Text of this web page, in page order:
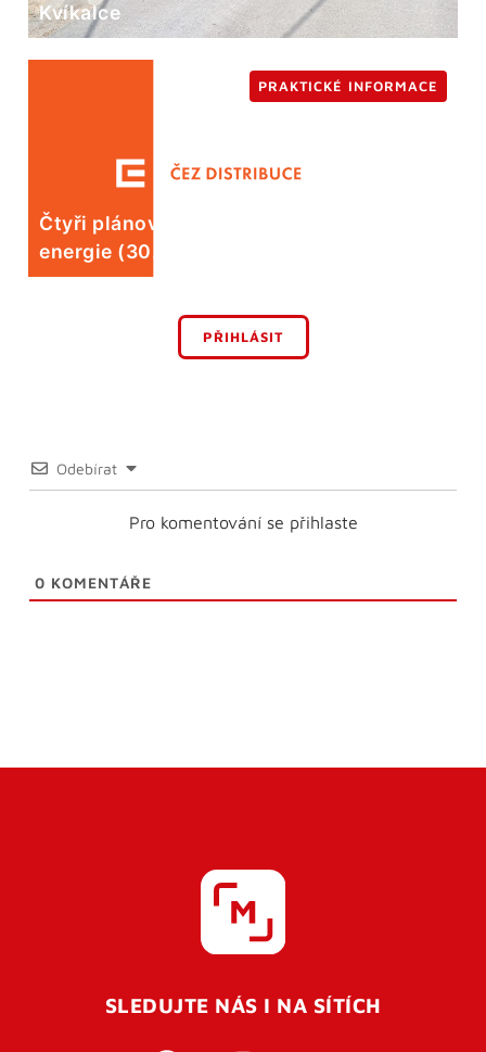
Kvíkalce
Čtyři plánované odstávky elektrické
energie (30. 7.)
PRAKTICKÉ INFORMACE
PŘIHLÁSIT
Odebírat
Pro komentování se přihlaste
0 KOMENTÁŘE
SLEDUJTE NÁS I NA SÍTÍCH